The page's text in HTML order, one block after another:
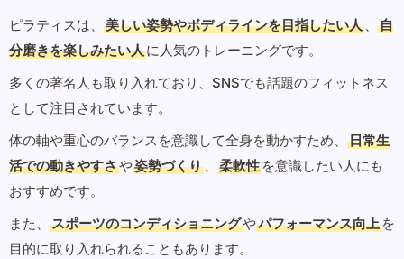
ピラティスは、 美しい姿勢やボディラインを目指したい人 、
自
分磨きを楽しみたい人に人気のトレーニングです。
多くの著名人も取り入れており、SNSでも話題のフィットネス
として注目されています。
体の軸や重心のバランスを意識して全身を動かすため、
日常生
活での動きやすさや姿勢づくり 、 柔軟性 を意識したい人にも
おすすめです。
また、
スポーツのコンディショニングやパフォーマンス向上 を
目的に取り入れられることもあります。